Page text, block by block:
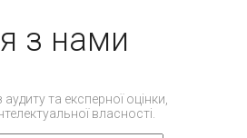
з нами
та експерної оцінки,
власності.